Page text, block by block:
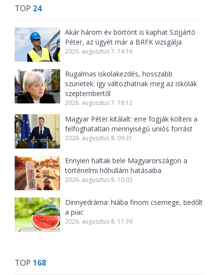
TOP 24
Akár három év börtönt is kaphat Szijjártó
Péter, az ügyét már a BRFK vizsgálja
2026. augusztus 7. 14:16
Rugalmas iskolakezdés, hosszabb
szünetek: így változhatnak meg az iskolák
szeptembertől
2026. augusztus 7. 16:12
Magyar Péter kitálalt: erre fogják költeni a
felfoghatatlan mennyiségű uniós forrást
2026. augusztus 8. 09:31
Ennyien haltak bele Magyarországon a
történelmi hőhullám hatásaiba
2026. augusztus 8. 10:03
Dinnyedráma: hiába finom csemege, bedőlt
a piac
2026. augusztus 8. 11:39
TOP 168